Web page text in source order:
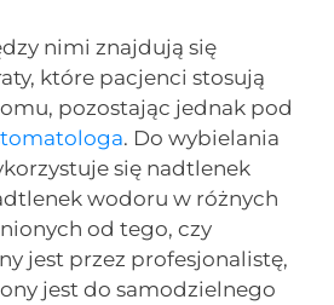
nimi znajdują się
które pacjenci stosują
pozostając jednak pod
. Do wybielania
się nadtlenek
wodoru w różnych
od tego, czy
jest przez profesjonalistę,
jest do samodzielnego